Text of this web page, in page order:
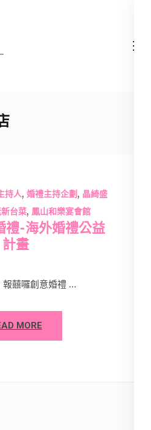
高雄婚禮主持│婚禮攝影
高雄婚禮主持、推薦婚禮主持、
持人, 婚禮主持企劃 , 晶綺盛
台菜, 鳳山和樂宴會館
禮-海外婚禮公益
計畫
囍囉創意婚禮 …
MORE